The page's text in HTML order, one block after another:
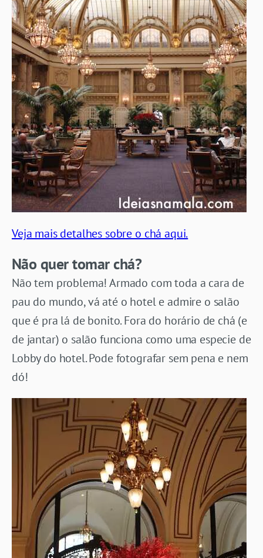
Veja mais detalhes sobre o chá aqui.
Não quer tomar chá?
Não tem problema! Armado com toda a cara de
pau do mundo, vá até o hotel e admire o salão
que é pra lá de bonito. Fora do horário de chá (e
de jantar) o salão funciona como uma especie de
Lobby do hotel. Pode fotografar sem pena e nem
dó!